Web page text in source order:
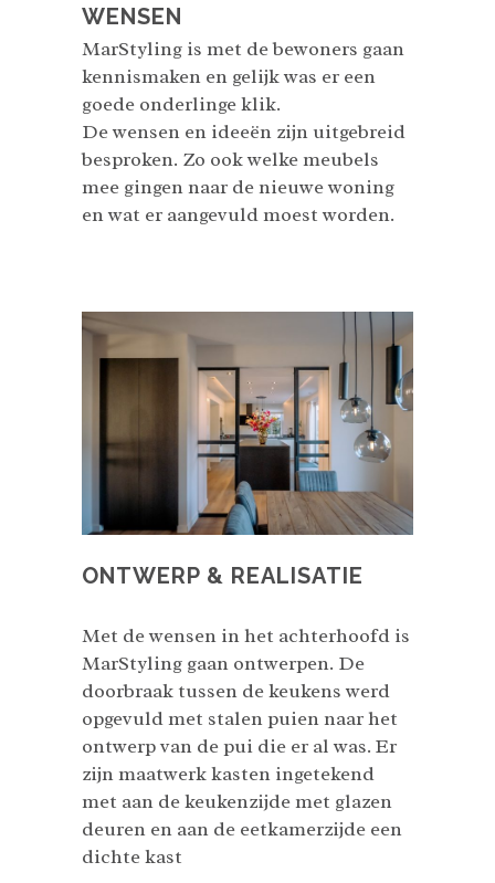
WENSEN
MarStyling is met de bewoners gaan
kennismaken en gelijk was er een
goede onderlinge klik.
De wensen en ideeën zijn uitgebreid
besproken. Zo ook welke meubels
mee gingen naar de nieuwe woning
en wat er aangevuld moest worden.
ONTWERP & REALISATIE
Met de wensen in het achterhoofd is
MarStyling gaan ontwerpen. De
doorbraak tussen de keukens werd
opgevuld met stalen puien naar het
ontwerp van de pui die er al was. Er
zijn maatwerk kasten ingetekend
met aan de keukenzijde met glazen
deuren en aan de eetkamerzijde een
dichte kast